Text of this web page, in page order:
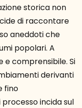
storica non
di raccontare
aneddoti che
popolari. A
e comprensibile. Si
derivanti
fino
incida sul